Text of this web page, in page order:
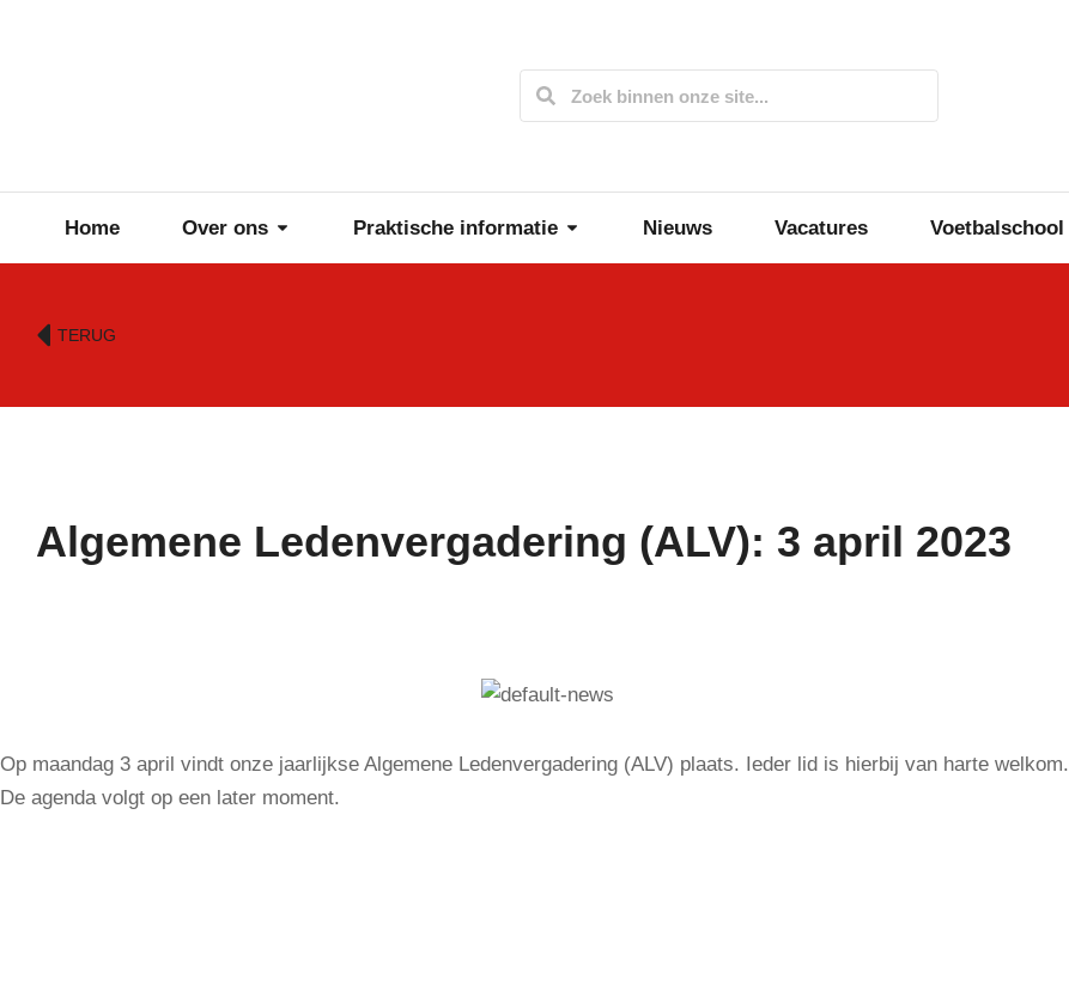
Home Over ons Praktische informatie Nieuws Vacatures Voetbalschool
TERUG
Algemene Ledenvergadering (ALV): 3 april 2023
Op maandag 3 april vindt onze jaarlijkse Algemene Ledenvergadering (ALV) plaats. Ieder lid is hierbij van harte welkom.
De agenda volgt op een later moment.